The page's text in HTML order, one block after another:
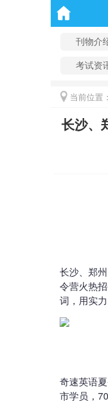
刊物介
考试资
当前位置
长沙、
长沙、郑
令营火热
词，用实
奇速英语
市学员，